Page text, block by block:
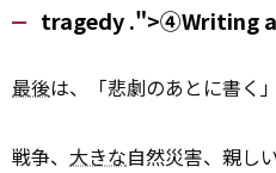
tragedy .">④Writing
最後は、「悲劇のあとに書く」
戦争、 大きな自然災害、親し